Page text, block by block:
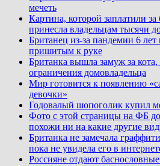
мечеть
Картина, которой заплатили
принесла владельцам тысячи
Британец из-за пандемии 6
пришитым к руке
Британка вышла замуж за
ограничения домовладельца
Мир готовится к появлению
девочки»
Годовалый шопоголик купил
Фото с этой страницы на ФБ
похожи ни на какие другие
Британка не замечала
пока не увидела его в
Россияне отдают